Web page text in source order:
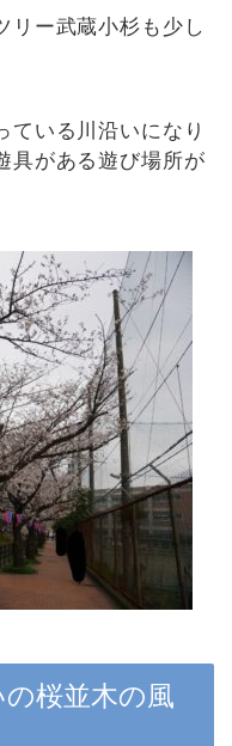
リー武蔵小杉も少し
ている川沿いになり
具がある遊び場所が
桜並木の風